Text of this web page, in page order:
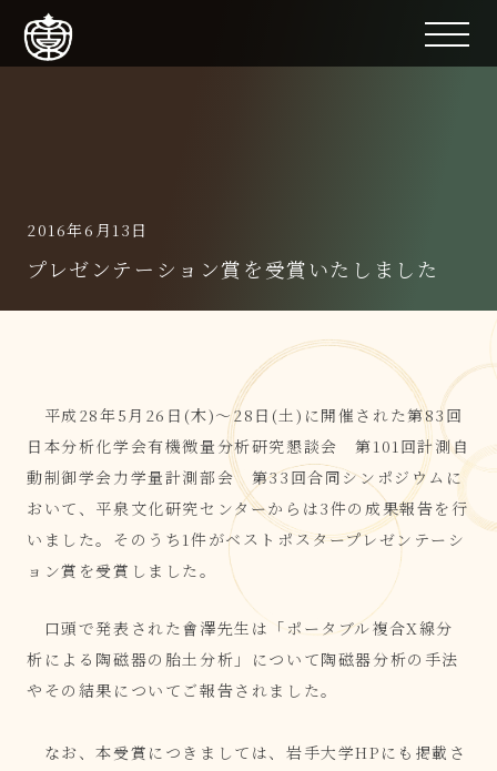
2016年6月13日
プレゼンテーション賞を受賞いたしました
平成28年5月26日(木)～28日(土)に開催された第83回
日本分析化学会有機微量分析研究懇談会 第101回計測自
動制御学会力学量計測部会 第33回合同シンポジウムに
おいて、平泉文化研究センターからは3件の成果報告を行
いました。そのうち1件がベストポスタープレゼンテーシ
ョン賞を受賞しました。
口頭で発表された會澤先生は「ポータブル複合X線分
析による陶磁器の胎土分析」について陶磁器分析の手法
やその結果についてご報告されました。
なお、本受賞につきましては、岩手大学HPにも掲載さ